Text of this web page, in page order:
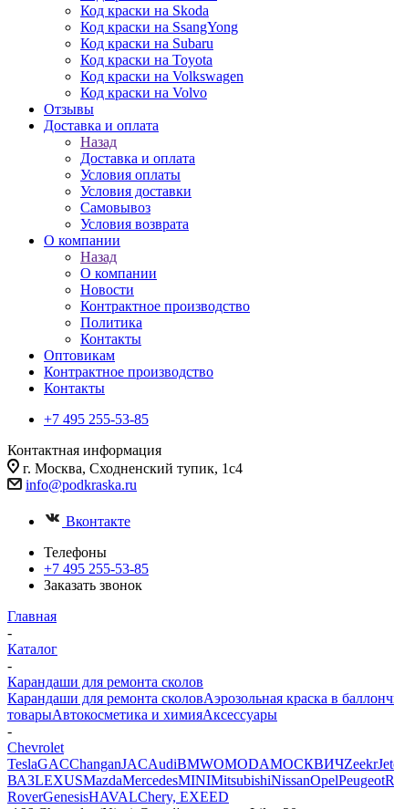
Код краски на Skoda
Код краски на SsangYong
Код краски на Subaru
Код краски на Toyota
Код краски на Volkswagen
Код краски на Volvo
Отзывы
Доставка и оплата
Назад
Доставка и оплата
Условия оплаты
Условия доставки
Самовывоз
Условия возврата
О компании
Назад
О компании
Новости
Контрактное производство
Политика
Контакты
Оптовикам
Контрактное производство
Контакты
+7 495 255-53-85
Контактная информация
г. Москва, Сходненский тупик, 1с4
info@podkraska.ru
Вконтакте
Телефоны
+7 495 255-53-85
Заказать звонок
Главная
-
Каталог
-
Карандаши для ремонта сколов
Карандаши для ремонта сколовАэрозольная краска в
товарыАвтокосметика и химияАксессуары
-
Chevrolet
TeslaGACChanganJACAudiBMWOMODAМОСКВИЧZeekr
ВАЗLEXUSMazdaMercedesMINIMitsubishiNissanOpelPeugeot
RoverGenesisHAVALChery, EXEED